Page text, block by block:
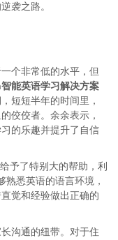
袭之路。
个非常低的水平，但
能英语学习解决方案
短短半年的时间里，
佼佼者。余余表示，
的乐趣并提升了自信
予了特别大的帮助，利
熟悉英语的语言环境，
觉和经验做出正确的
沟通的纽带。对于住